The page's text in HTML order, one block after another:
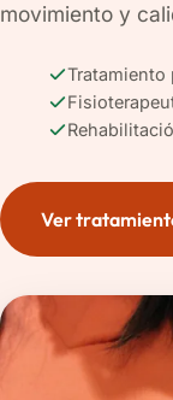
movimiento y
Tratamiento
Ver